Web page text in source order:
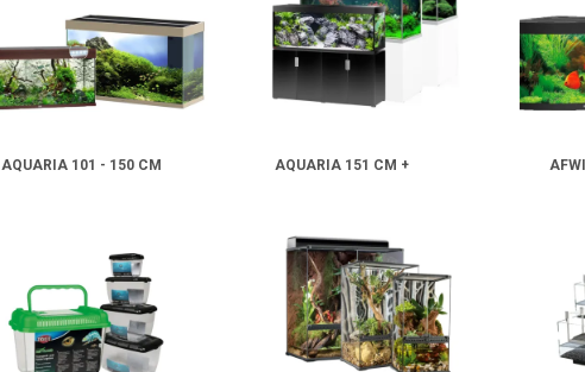
AQUARIA 101 - 150 CM AQUARIA 151 CM +